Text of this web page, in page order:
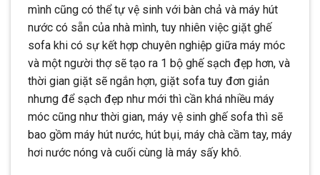
mình cũng có thể tự vệ sinh với bàn chả và máy hút
nước có sẵn của nhà mình, tuy nhiên việc giặt ghế
sofa khi có sự kết hợp chuyên nghiệp giữa máy móc
và một người thợ sẽ tạo ra 1 bộ ghế sạch đẹp hơn, và
thời gian giặt sẽ ngắn hợn, giặt sofa tuy đơn giản
nhưng để sạch đẹp như mới thì cần khá nhiều máy
móc cũng như thời gian, máy vệ sinh ghế sofa thì sẽ
bao gồm máy hút nước, hút bụi, máy chà cầm tay, máy
hơi nước nóng và cuối cùng là máy sấy khô.